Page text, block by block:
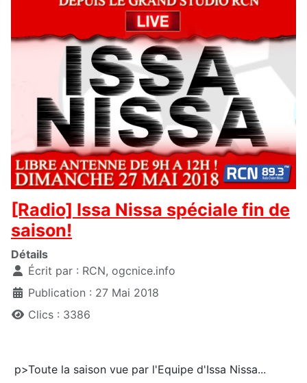
[Radio] Issa Nissa spéciale fin de
saison!
Détails
Écrit par : RCN, ogcnice.info
Publication : 27 Mai 2018
Clics : 3386
p>Toute la saison vue par l'Equipe d'Issa Nissa...